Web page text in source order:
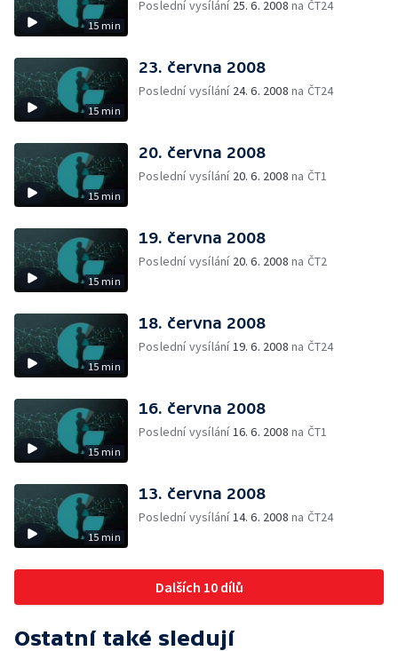
15 min
Poslední vysílání 25. 6. 2008 na ČT24
15 min
23. června 2008
Poslední vysílání 24. 6. 2008 na ČT24
15 min
20. června 2008
Poslední vysílání 20. 6. 2008 na ČT1
15 min
19. června 2008
Poslední vysílání 20. 6. 2008 na ČT2
15 min
18. června 2008
Poslední vysílání19. 6. 2008 na ČT24
15 min
16. června 2008
Poslední vysílání16. 6. 2008 na ČT1
15 min
13. června 2008
Poslední vysílání14. 6. 2008 na ČT24
Dalších 10 dílů
Ostatní také sledují